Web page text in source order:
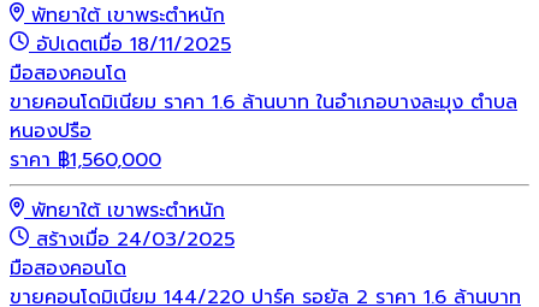
พัทยาใต้ เขาพระตำหนัก
อัปเดตเมื่อ 18/11/2025
มือสองคอนโด
ขายคอนโดมิเนียม ราคา 1.6 ล้านบาท ในอำเภอบางละมุง ตำบล
หนองปรือ
ราคา ฿1,560,000
พัทยาใต้ เขาพระตำหนัก
สร้างเมื่อ 24/03/2025
มือสองคอนโด
ขายคอนโดมิเนียม 144/220 ปาร์ค รอยัล 2 ราคา 1.6 ล้านบาท